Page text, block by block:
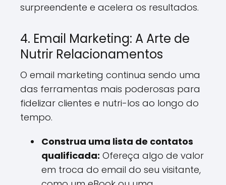
surpreendente e acelera os resultados.
4. Email Marketing: A Arte de
Nutrir Relacionamentos
O email marketing continua sendo uma
das ferramentas mais poderosas para
fidelizar clientes e nutri-los ao longo do
tempo.
Construa uma lista de contatos
qualificada: Ofereça algo de valor
em troca do email do seu visitante,